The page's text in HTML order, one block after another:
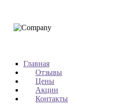
Главная
Отзывы
Цены
Акции
Контакты